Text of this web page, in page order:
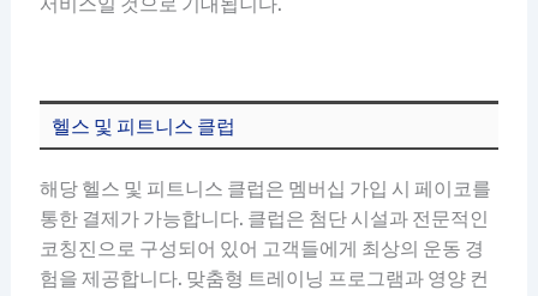
헬스 및 피트니스 클럽
해당 헬스 및 피트니스 클럽은 멤버십 가입 시 페이코를
통한 결제가 가능합니다. 클럽은 첨단 시설과 전문적인
코칭진으로 구성되어 있어 고객들에게 최상의 운동 경
험을 제공합니다. 맞춤형 트레이닝 프로그램과 영양 컨